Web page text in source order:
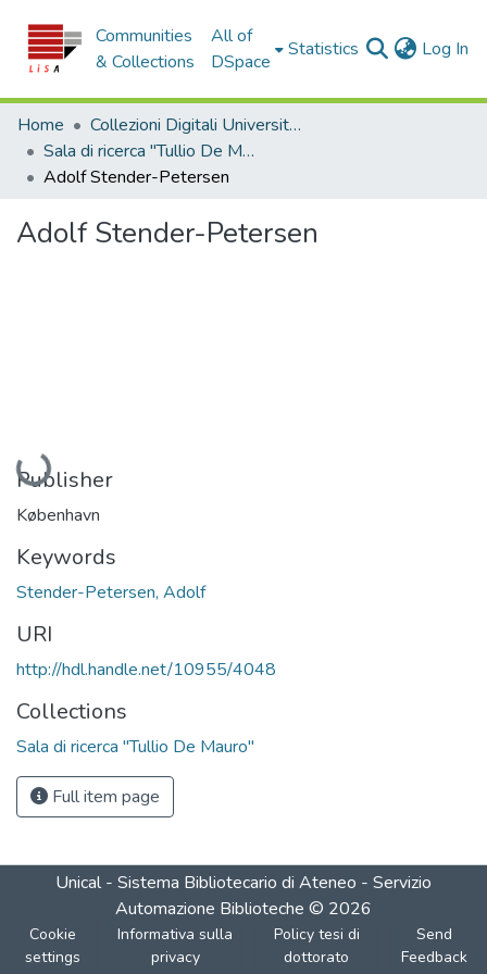
Communities
& Collections
All of
DSpace
Statistics Log In
Home
Collezioni Digitali Università della Calabria
Sala di ricerca "Tullio De Mauro"
Adolf Stender-Petersen
Adolf Stender-Petersen
Loading...
Publisher
København
Keywords
Stender-Petersen, Adolf
URI
http://hdl.handle.net/10955/4048
Collections
Sala di ricerca "Tullio De Mauro"
Full item page
Unical - Sistema Bibliotecario di Ateneo - Servizio
Automazione Biblioteche © 2026
Cookie
settings
Informativa sulla
privacy
Policy tesi di
dottorato
Send
Feedback